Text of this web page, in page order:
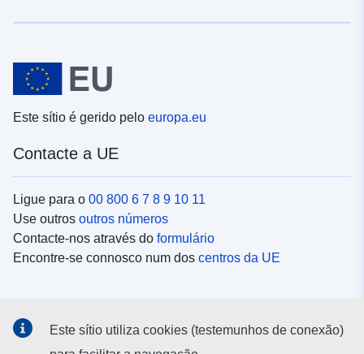
Este sítio é gerido pelo europa.eu
Contacte a UE
Ligue para o 00 800 6 7 8 9 10 11
Use outros outros números
Contacte-nos através do formulário
Encontre-se connosco num dos centros da UE
Este sítio utiliza cookies (testemunhos de conexão)